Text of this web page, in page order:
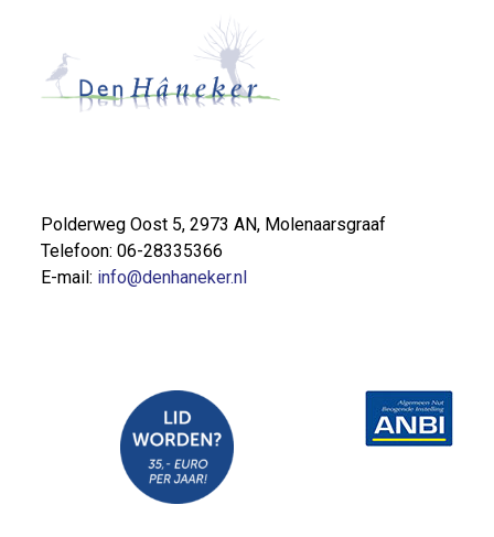
Polderweg Oost 5, 2973 AN, Molenaarsgraaf
Telefoon: 06-28335366
E-mail: info@denhaneker.nl